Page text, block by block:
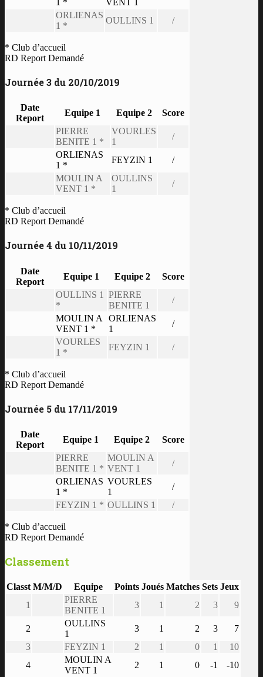
ORLIENAS
1 *
OULLINS 1 /
* Club d’accueil
RD Report Demandé
Journée 3 du 20/10/2019
Date
Report
Equipe 1 Equipe 2
Score
PIERRE
BENITE 1 *
VOURLES
1
/
ORLIENAS
1 *
FEYZIN 1
/
MOULIN A
VENT 1 *
OULLINS
1
/
* Club d’accueil
RD Report Demandé
Journée 4 du 10/11/2019
Date
Report
Equipe 1 Equipe 2
Score
OULLINS 1
*
PIERRE
BENITE 1
/
MOULIN A
VENT 1 *
ORLIENAS
1
/
VOURLES
1 *
FEYZIN 1 /
* Club d’accueil
RD Report Demandé
Journée 5 du 17/11/2019
Date
Report
Equipe 1 Equipe 2
Score
PIERRE
BENITE 1 *
MOULIN A
VENT 1
/
ORLIENAS
1 *
VOURLES
1
/
FEYZIN 1 * OULLINS 1 /
* Club d’accueil
RD Report Demandé
Classement
Classt M/M/D Equipe Points Joués Matches Sets Jeux
1
PIERRE
BENITE 1
3 1 2 3 9
2
OULLINS
1
3 1 2 3
7
3
FEYZIN 1 2 1 0 1
10
4
MOULIN A
VENT 1
2 1 0 -1 -10